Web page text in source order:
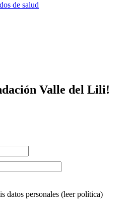
de salud
Valle del Lili!
datos personales (leer política)